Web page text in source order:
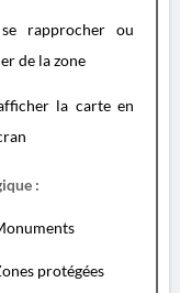
se rapprocher ou
de la zone
la carte en
:
protégées